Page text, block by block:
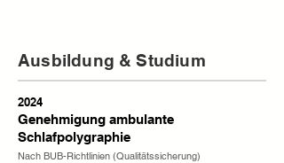
Ausbildung & Studium
2024
Genehmigung ambulante
Schlafpolygraphie
Nach BUB-Richtlinien (Qualitätssicherung)